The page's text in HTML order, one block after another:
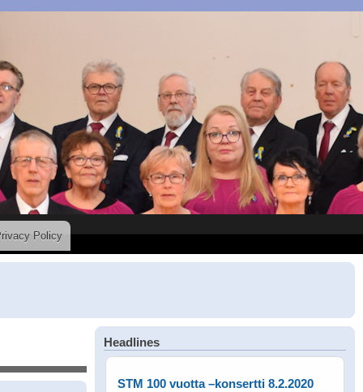
Policy
Headlines
STM 100 vuotta –konsertti 8.2.2020